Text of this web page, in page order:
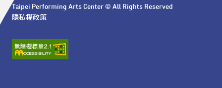
Taipei Performing Arts Center © All Rights Reserved
隱私權政策